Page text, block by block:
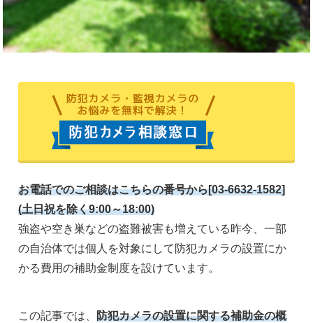
お電話でのご相談はこちらの番号から[03-6632-1582]
(土日祝を除く9:00～18:00)
強盗や空き巣などの盗難被害も増えている昨今、一部
の自治体では個人を対象にして防犯カメラの設置にか
かる費用の補助金制度を設けています。
この記事では、防犯カメラの設置に関する補助金の概